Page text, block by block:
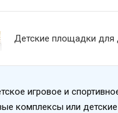
Детские площадки для
игровое и
комплексы или